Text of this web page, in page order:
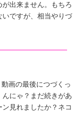
出来ません。もちろ
ですが、相当やりづ
画の最後につづくっ
にゃ？まだ続きがあ
見れましたか？ネコ